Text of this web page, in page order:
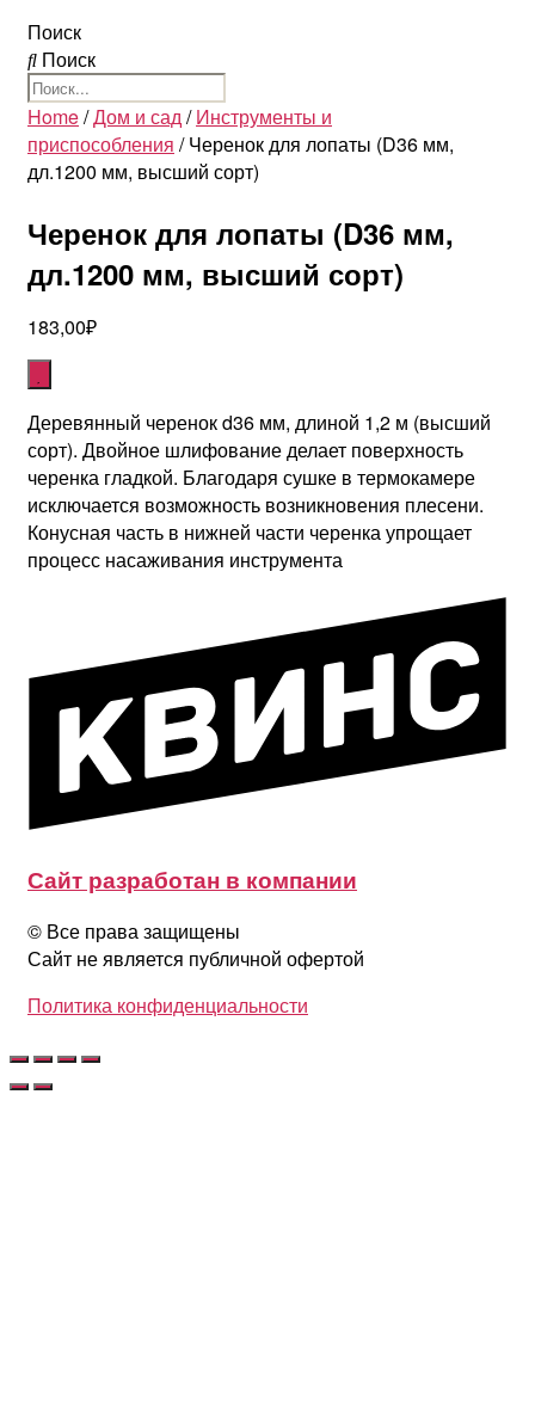
Поиск
Поиск
Home/Дом и сад/Инструменты и
приспособления / Черенок для лопаты (D36 мм,
дл.1200 мм, высший сорт)
Черенок для лопаты (D36 мм,
дл.1200 мм, высший сорт)
183,00₽
Деревянный черенок d36 мм, длиной 1,2 м (высший
сорт). Двойное шлифование делает поверхность
черенка гладкой. Благодаря сушке в термокамере
исключается возможность возникновения плесени.
Конусная часть в нижней части черенка упрощает
процесс насаживания инструмента
Сайт разработан в компании
© Все права защищены
Сайт не является публичной офертой
Политика конфиденциальности